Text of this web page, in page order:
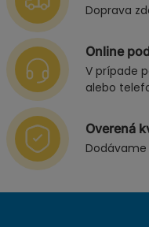
Doprava
Online
V prípade
alebo
Overená